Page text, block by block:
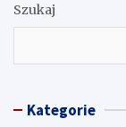
Szukaj
Kategorie